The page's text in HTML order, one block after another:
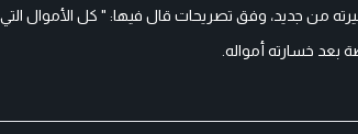
من جديد، وفق تصريحات قال فيها: " كل الأموال
بعد خسارته أمواله.